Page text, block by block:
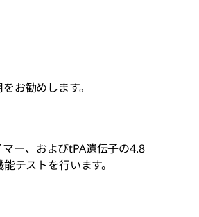
お勧めします。
ー、およびtPA遺伝子の4.8
テストを行います。